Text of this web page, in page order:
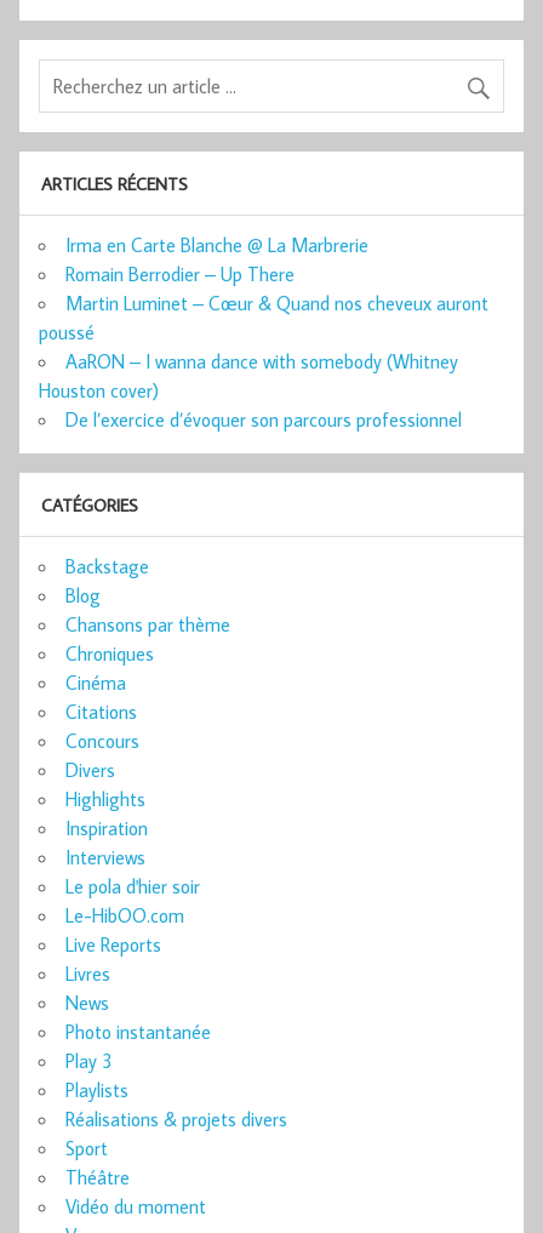
ARTICLES RÉCENTS
Irma en Carte Blanche @ La Marbrerie
Romain Berrodier – Up There
Martin Luminet – Cœur & Quand nos cheveux auront
poussé
AaRON – I wanna dance with somebody (Whitney
Houston cover)
De l’exercice d’évoquer son parcours professionnel
CATÉGORIES
Backstage
Blog
Chansons par thème
Chroniques
Cinéma
Citations
Concours
Divers
Highlights
Inspiration
Interviews
Le pola d'hier soir
Le-HibOO.com
Live Reports
Livres
News
Photo instantanée
Play 3
Playlists
Réalisations & projets divers
Sport
Théâtre
Vidéo du moment